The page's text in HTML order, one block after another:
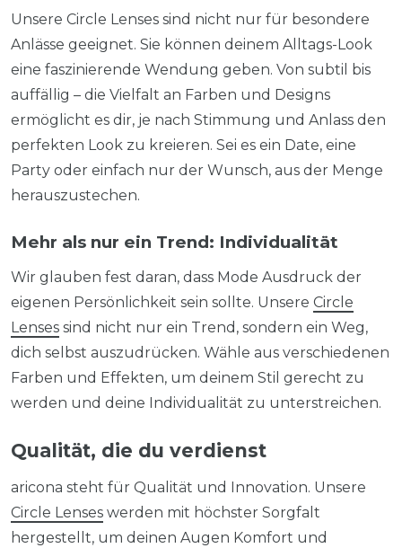
Unsere Circle Lenses sind nicht nur für besondere
Anlässe geeignet. Sie können deinem Alltags-Look
eine faszinierende Wendung geben. Von subtil bis
auffällig – die Vielfalt an Farben und Designs
ermöglicht es dir, je nach Stimmung und Anlass den
perfekten Look zu kreieren. Sei es ein Date, eine
Party oder einfach nur der Wunsch, aus der Menge
herauszustechen.
Mehr als nur ein Trend: Individualität
Wir glauben fest daran, dass Mode Ausdruck der
eigenen Persönlichkeit sein sollte. Unsere Circle
Lenses sind nicht nur ein Trend, sondern ein Weg,
dich selbst auszudrücken. Wähle aus verschiedenen
Farben und Effekten, um deinem Stil gerecht zu
werden und deine Individualität zu unterstreichen.
Qualität, die du verdienst
aricona steht für Qualität und Innovation. Unsere
Circle Lenses werden mit höchster Sorgfalt
hergestellt, um deinen Augen Komfort und